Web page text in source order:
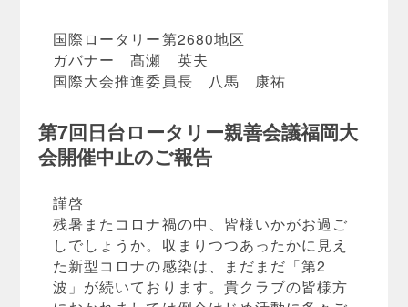
国際ロータリー第2680地区
ガバナー 髙瀬 英夫
国際大会推進委員長 八馬 康祐
第7回日台ロータリー親善会議福岡大
会開催中止のご報告
謹啓
残暑またコロナ禍の中、皆様いかがお過ご
しでしょうか。収まりつつあったかに見え
た新型コロナの感染は、まだまだ「第2
波」が続いております。貴クラブの皆様方